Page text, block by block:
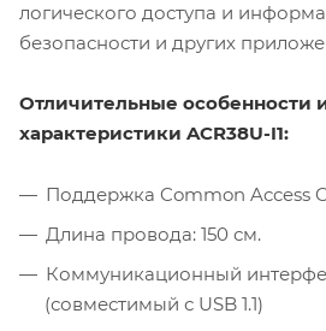
логического доступа и
безопасности и других
Отличительные особенности
характеристики ACR38U-I1:
Поддержка Common Access
Длина провода: 150 см.
Коммуникационный
(совместимый с USB 1.1)